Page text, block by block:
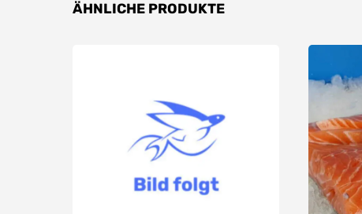
ÄHNLICHE PRODUKTE